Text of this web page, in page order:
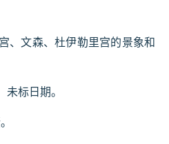
、文森、杜伊勒里宫的景象和
未标日期。